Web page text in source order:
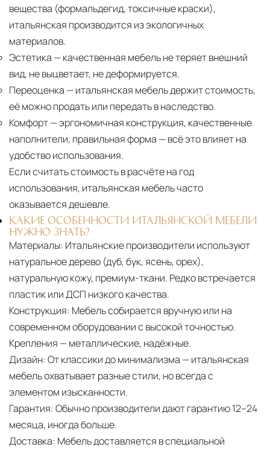
вещества (формальдегид, токсичные краски),
итальянская производится из экологичных
материалов.
Эстетика — качественная мебель не теряет внешний
вид, не выцветает, не деформируется.
Переоценка — итальянская мебель держит стоимость,
её можно продать или передать в наследство.
Комфорт— эргономичная конструкция, качественные
наполнители, правильная форма — всё это влияет на
удобство использования.
Если считать стоимость в расчёте на год
использования, итальянская мебель часто
оказывается дешевле.
КАКИЕ ОСОБЕННОСТИ ИТАЛЬЯНСКОЙ МЕБЕЛИ
НУЖНО ЗНАТЬ?
Материалы: Итальянские производители используют
натуральное дерево (дуб, бук, ясень, орех),
натуральную кожу, премиум-ткани. Редко встречается
пластик или ДСП низкого качества.
Конструкция: Мебель собирается вручную или на
современном оборудовании с высокой точностью.
Крепления — металлические, надёжные.
Дизайн: От классики до минимализма — итальянская
мебель охватывает разные стили, но всегда с
элементом изысканности.
Гарантия: Обычно производители дают гарантию 12–24
месяца, иногда больше.
Доставка: Мебель доставляется в специальной